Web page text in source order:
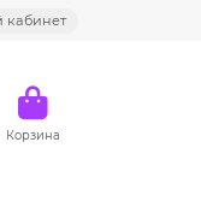
кабинет
Корзина